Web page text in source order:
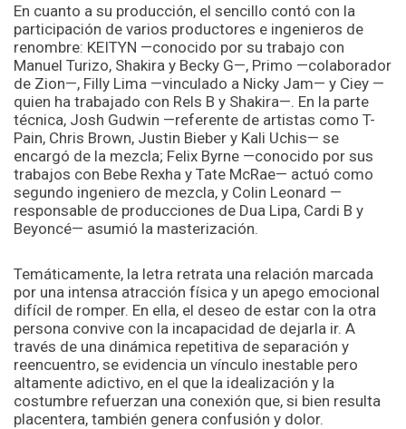
En cuanto a su producción, el sencillo contó con la
participación de varios productores e ingenieros de
renombre: KEITYN —conocido por su trabajo con
Manuel Turizo, Shakira y Becky G—, Primo —colaborador
de Zion—, Filly Lima —vinculado a Nicky Jam— y Ciey —
quien ha trabajado con Rels B y Shakira—. En la parte
técnica, Josh Gudwin —referente de artistas como T-
Pain, Chris Brown, Justin Bieber y Kali Uchis— se
encargó de la mezcla; Felix Byrne —conocido por sus
trabajos con Bebe Rexha y Tate McRae— actuó como
segundo ingeniero de mezcla, y Colin Leonard —
responsable de producciones de Dua Lipa, Cardi B y
Beyoncé— asumió la masterización.
Temáticamente, la letra retrata una relación marcada
por una intensa atracción física y un apego emocional
difícil de romper. En ella, el deseo de estar con la otra
persona convive con la incapacidad de dejarla ir. A
través de una dinámica repetitiva de separación y
reencuentro, se evidencia un vínculo inestable pero
altamente adictivo, en el que la idealización y la
costumbre refuerzan una conexión que, si bien resulta
placentera, también genera confusión y dolor.